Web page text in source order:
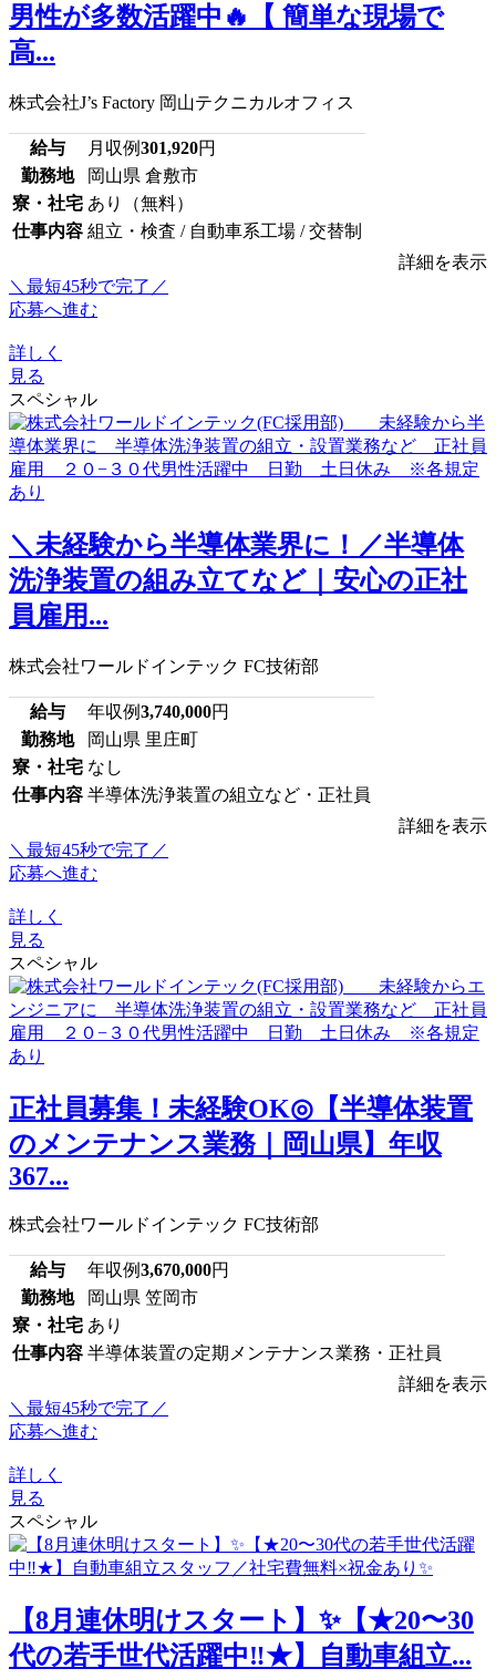
男性が多数活躍中🔥【 簡単な現場で
高...
株式会社J’s Factory 岡山テクニカルオフィス
給与 月収例301,920円
勤務地
岡山県 倉敷市
寮・社宅 あり（無料）
仕事内容 組立・検査 / 自動車系工場 / 交替制
詳細を表示
＼最短45秒で完了／
応募へ進む
詳しく
見る
スペシャル
＼未経験から半導体業界に！／半導体
洗浄装置の組み立てなど｜安心の正社
員雇用...
株式会社ワールドインテック FC技術部
給与 年収例3,740,000円
勤務地
岡山県 里庄町
寮・社宅 なし
仕事内容 半導体洗浄装置の組立など・正社員
詳細を表示
＼最短45秒で完了／
応募へ進む
詳しく
見る
スペシャル
正社員募集！未経験OK◎【半導体装置
のメンテナンス業務｜岡山県】年収
367...
株式会社ワールドインテック FC技術部
給与 年収例3,670,000円
勤務地
岡山県 笠岡市
寮・社宅 あり
仕事内容 半導体装置の定期メンテナンス業務・正社員
詳細を表示
＼最短45秒で完了／
応募へ進む
詳しく
見る
スペシャル
【8月連休明けスタート】✨【★20〜30
代の若手世代活躍中‼★】自動車組立...